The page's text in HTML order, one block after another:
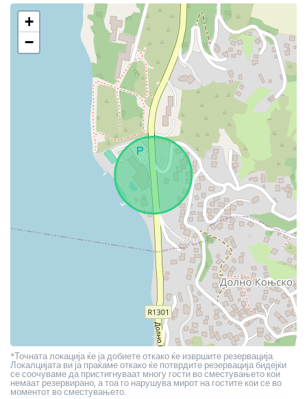
+
−
*Точната локација ќе ја добиете откако ќе извршите резервација.
Локалцијата ви ја праќаме откако ќе потврдите резервација бидејќи
се соочуваме да пристигнуваат многу гости во сместувањето кои
немаат резервирано, а тоа го нарушува мирот на гостите кои се во
моментот во сместувањето.